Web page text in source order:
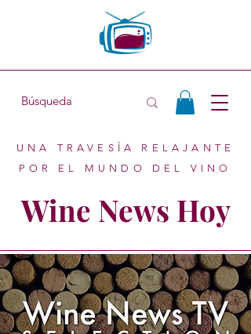
Wine News Hoy
UNA TRAVESÍA RELAJANTE
POR EL MUNDO DEL VINO